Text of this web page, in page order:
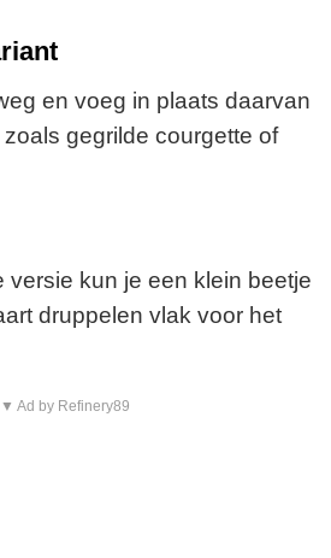
en voeg in plaats daarvan
gegrilde courgette of
versie kun je een klein beetje
druppelen vlak voor het
▼ Ad by Refinery89